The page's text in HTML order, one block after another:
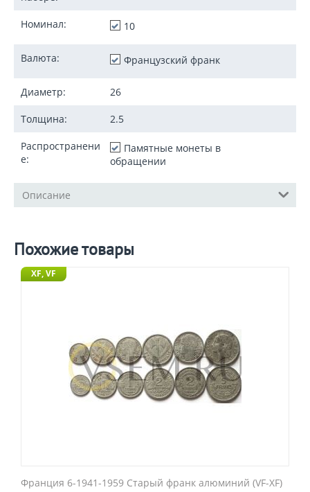
Номинал: 10
Валюта: Французский франк
Диаметр: 26
Толщина: 2.5
Распространени
е:
Памятные монеты в
обращении
Описание
Похожие товары
XF, VF
Франция 6-1941-1959 Старый франк алюминий (VF-XF)